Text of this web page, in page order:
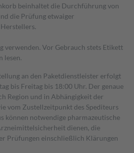
beinhaltet die Durchführung von
die Prüfung etwaiger
verwenden. Vor Gebrauch stets Etikett
lesen.
an den Paketdienstleister erfolgt
bis Freitag bis 18:00 Uhr. Der genaue
Region und in Abhängigkeit der
vom Zustellzeitpunkt des Spediteurs
können notwendige pharmazeutische
dienen, die
Prüfungen einschließlich Klärungen